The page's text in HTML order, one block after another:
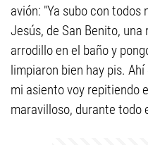
avión: "Ya subo con
Jesús, de San Benito,
arrodillo en el baño y
limpiaron bien hay pis.
mi asiento voy repitiendo
maravilloso, durante todo